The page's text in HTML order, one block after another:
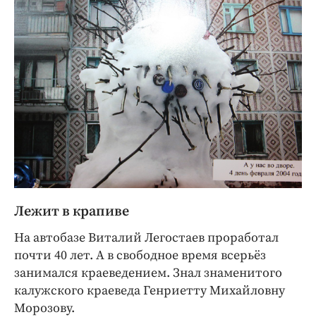
Лежит в крапиве
На автобазе Виталий Легостаев проработал
почти 40 лет. А в свободное время всерьёз
занимался краеведением. Знал знаменитого
калужского краеведа Генриетту Михайловну
Морозову.